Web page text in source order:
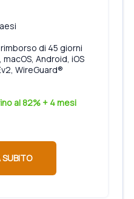
di 45 giorni
macOS, Android, iOS
WireGuard®
al 82% + 4 mesi
SUBITO